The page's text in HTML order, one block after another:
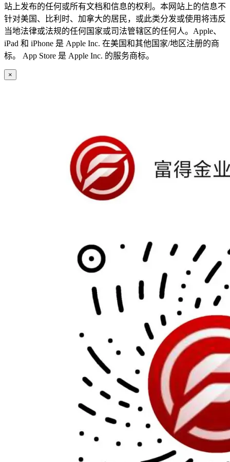
站上发布的任何或所有文档和信息的权利。本网站上的信息不
针对美国、比利时、加拿大的居民，或此类分发或使用将违反
当地法律或法规的任何国家或司法管辖区的任何人。Apple、
iPad 和 iPhone 是 Apple Inc. 在美国和其他国家/地区注册的商
标。 App Store 是 Apple Inc. 的服务商标。
×